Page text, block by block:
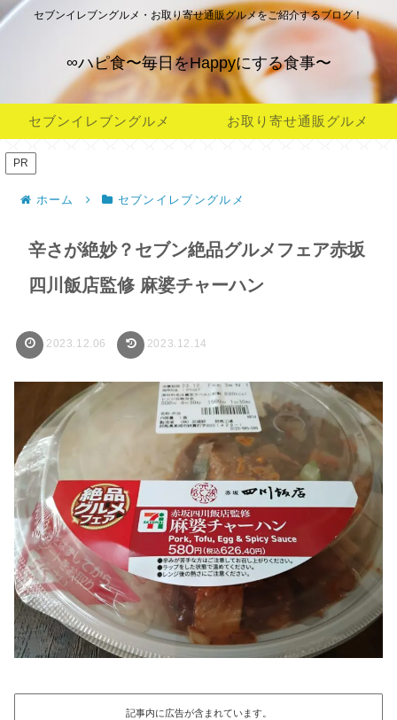
セブンイレブングルメ・お取り寄せ通販グルメをご紹介するブログ！
∞ハピ食〜毎日をHappyにする食事〜
セブンイレブングルメ お取り寄せ通販グルメ
PR
ホーム セブンイレブングルメ
辛さが絶妙？セブン絶品グルメフェア赤坂
四川飯店監修 麻婆チャーハン
2023.12.06 2023.12.14
記事内に広告が含まれています。